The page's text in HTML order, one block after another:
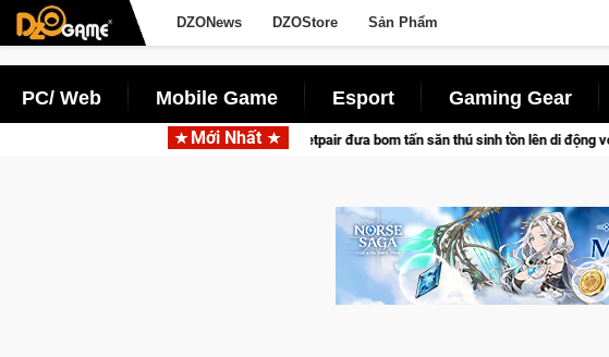
DZONews DZOStore Sản Phẩm
PC/ Web Mobile Game Esport Gaming Gear
Mới Nhất
tác cùng Pocketpair đưa bom tấn săn thú sinh tồn lên di động với tên gọi Palworld Online